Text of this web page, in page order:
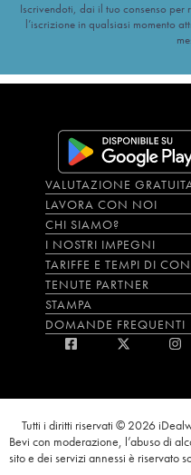
Iscrivendoti, dai il tuo consenso per
l’iscrizione in qualsiasi momento
VALUTAZIONE
LAVORA CON NOI
CHI SIAMO?
I NOSTRI IMPEGNI
TARIFFE E TEMPI DI
TENUTE PARTNER
STAMPA
DOMANDE FREQUENTI
Tutti i diritti riservati © 2026
Bevi con moderazione, l’abuso di
sito e dei servizi annessi è riservato